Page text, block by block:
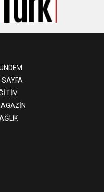
SAYFA